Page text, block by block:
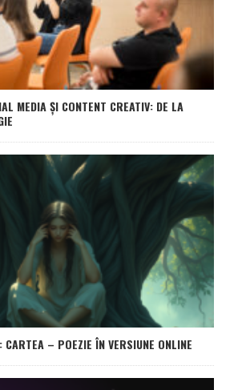
MEDIA ȘI CONTENT CREATIV: DE LA
CARTEA – POEZIE ÎN VERSIUNE ONLINE